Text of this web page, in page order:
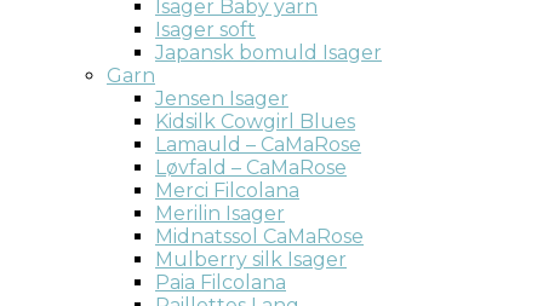
Isager Baby yarn
Isager soft
Japansk bomuld Isager
Garn
Jensen Isager
Kidsilk Cowgirl Blues
Lamauld – CaMaRose
Løvfald – CaMaRose
Merci Filcolana
Merilin Isager
Midnatssol CaMaRose
Mulberry silk Isager
Paia Filcolana